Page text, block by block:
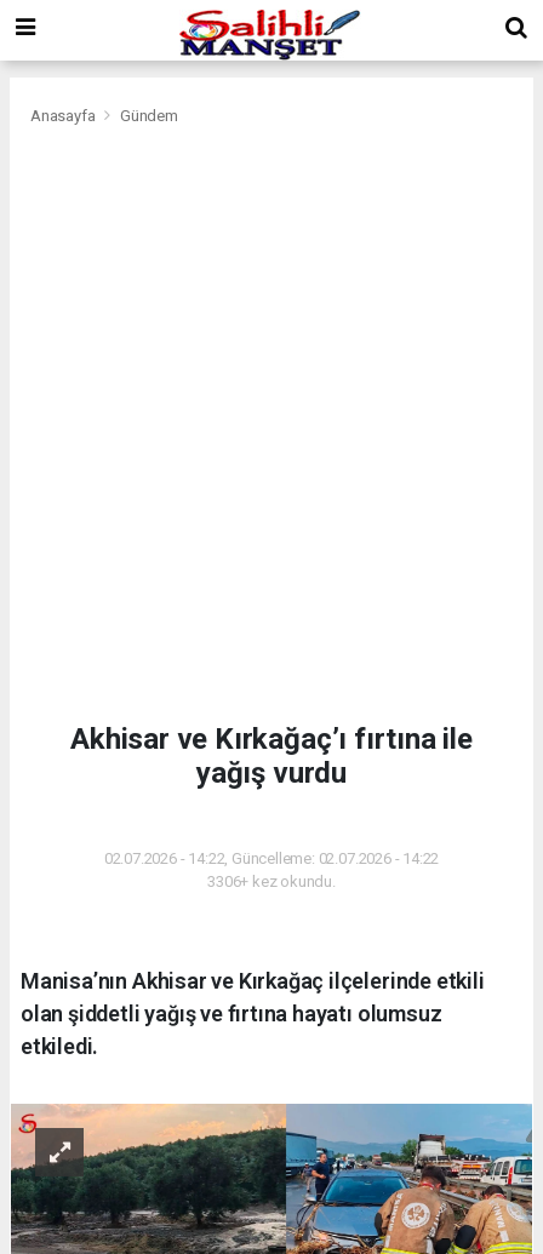
Anasayfa Gündem
Akhisar ve Kırkağaç’ı fırtına ile
yağış vurdu
02.07.2026 - 14:22, Güncelleme: 02.07.2026 - 14:22
3306+ kez okundu.
Manisa’nın Akhisar ve Kırkağaç ilçelerinde etkili
olan şiddetli yağış ve fırtına hayatı olumsuz
etkiledi.